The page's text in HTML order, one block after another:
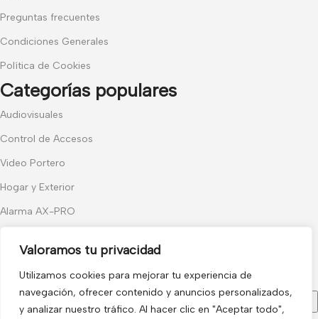
Valoramos tu privacidad
Utilizamos cookies para mejorar tu experiencia de
navegación, ofrecer contenido y anuncios personalizados,
y analizar nuestro tráfico. Al hacer clic en "Aceptar todo",
Preguntas frecuentes
Condiciones Generales
Política de Cookies
Categorías populares
Audiovisuales
Control de Accesos
Video Portero
Hogar y Exterior
Alarma AX-PRO
Únete a nuestras novedades
Recibe las últimas novedades y promociones.